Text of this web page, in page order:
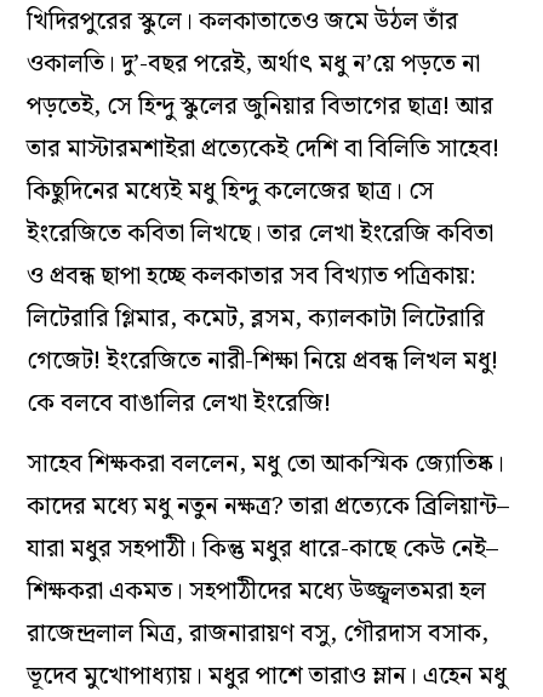
খিদিরপুরের স্কুলে। কলকাতাতেও জমে উঠল তাঁর
ওকালতি। দু’-বছর পরেই, অর্থাৎ মধু ন’য়ে পড়তে না
পড়তেই, সে হিন্দু স্কুলের জুনিয়ার বিভাগের ছাত্র! আর
তার মাস্টারমশাইরা প্রত্যেকেই দেশি বা বিলিতি সাহেব!
কিছুদিনের মধ্যেই মধু হিন্দু কলেজের ছাত্র। সে
ইংরেজিতে কবিতা লিখছে। তার লেখা ইংরেজি কবিতা
ও প্রবন্ধ ছাপা হচ্ছে কলকাতার সব বিখ্যাত পত্রিকায়:
লিটেরারি গ্লিমার, কমেট, ব্লসম, ক্যালকাটা লিটেরারি
গেজেট! ইংরেজিতে নারী-শিক্ষা নিয়ে প্রবন্ধ লিখল মধু!
কে বলবে বাঙালির লেখা ইংরেজি!
সাহেব শিক্ষকরা বললেন, মধু তো আকস্মিক জ্যোতিষ্ক।
কাদের মধ্যে মধু নতুন নক্ষত্র? তারা প্রত্যেকে ব্রিলিয়ান্ট–
যারা মধুর সহপাঠী। কিন্তু মধুর ধারে-কাছে কেউ নেই–
শিক্ষকরা একমত। সহপাঠীদের মধ্যে উজ্জ্বলতমরা হল
রাজেন্দ্রলাল মিত্র, রাজনারায়ণ বসু, গৌরদাস বসাক,
ভূদেব মুখোপাধ্যায়। মধুর পাশে তারাও ম্লান। এহেন মধু